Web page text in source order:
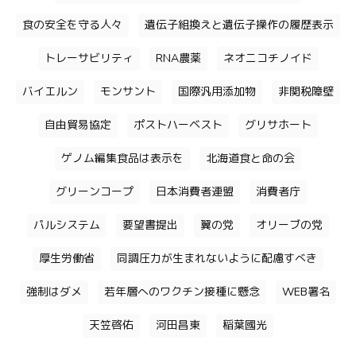
食の安全を守る人々 遺伝子組換えと遺伝子操作の履歴表示
トレーサビリティ RNA農薬 ネオニコチノイド
バイエルン モンサント 国際汎用添加物 非関税障壁
自由貿易協定 ポストハーベスト グリサホート
ゲノム編集食品は表示を 北海道食と命の会
グリーンコープ 日本消費者連盟 消費者庁
パルシステム 要望書提出 翼の党 オリーブの党
厚生労働省 同調圧力が生まれないように配慮すべき
強制はダメ 若年層へのワクチン接種に懸念 WEB署名
天笠啓佑 河田昌東 稲葉國光